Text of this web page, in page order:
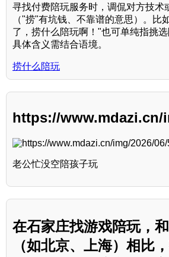
寻找付费陪玩服务时，调侃对方技术
（"捞"有坑钱、不靠谱的意思）。比
了，捞什么陪玩啊！"也可单纯指挑选
具体含义需结合语境。
捞什么陪玩
https://www.mdazi.cn/
老公忙没空陪孩子玩
在石家庄找游戏陪玩，
（如北京、上海）相比